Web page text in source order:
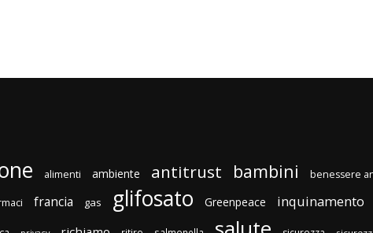
alimenti ambiente antitrust bambini benessere
francia gas glifosato Greenpeace inquinamento